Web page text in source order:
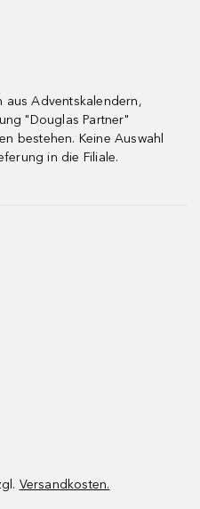
aus Adventskalendern,
"Douglas Partner"
bestehen. Keine Auswahl
in die Filiale.
Versandkosten.